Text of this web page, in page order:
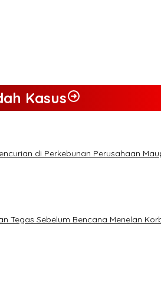
Kasus
di Perkebunan Perusahaan
Tegas Sebelum Bencana Menelan